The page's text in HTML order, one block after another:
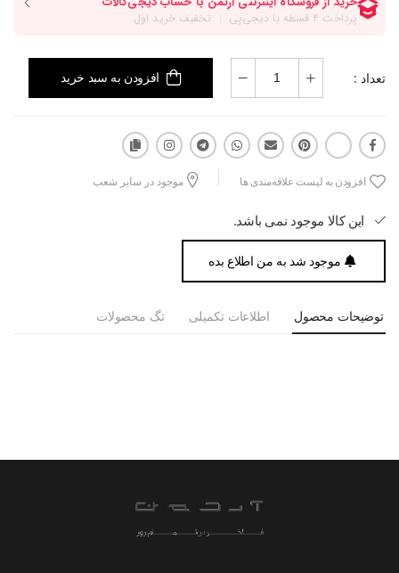
تعداد : افزودن به سبد خرید
افزودن به لیست علاقه‌مندی ها موجود در سایر شعب
این کالا موجود نمی باشد.
موجود شد به من اطلاع بده
توضیحات محصول اطلاعات تکمیلی تگ محصولات